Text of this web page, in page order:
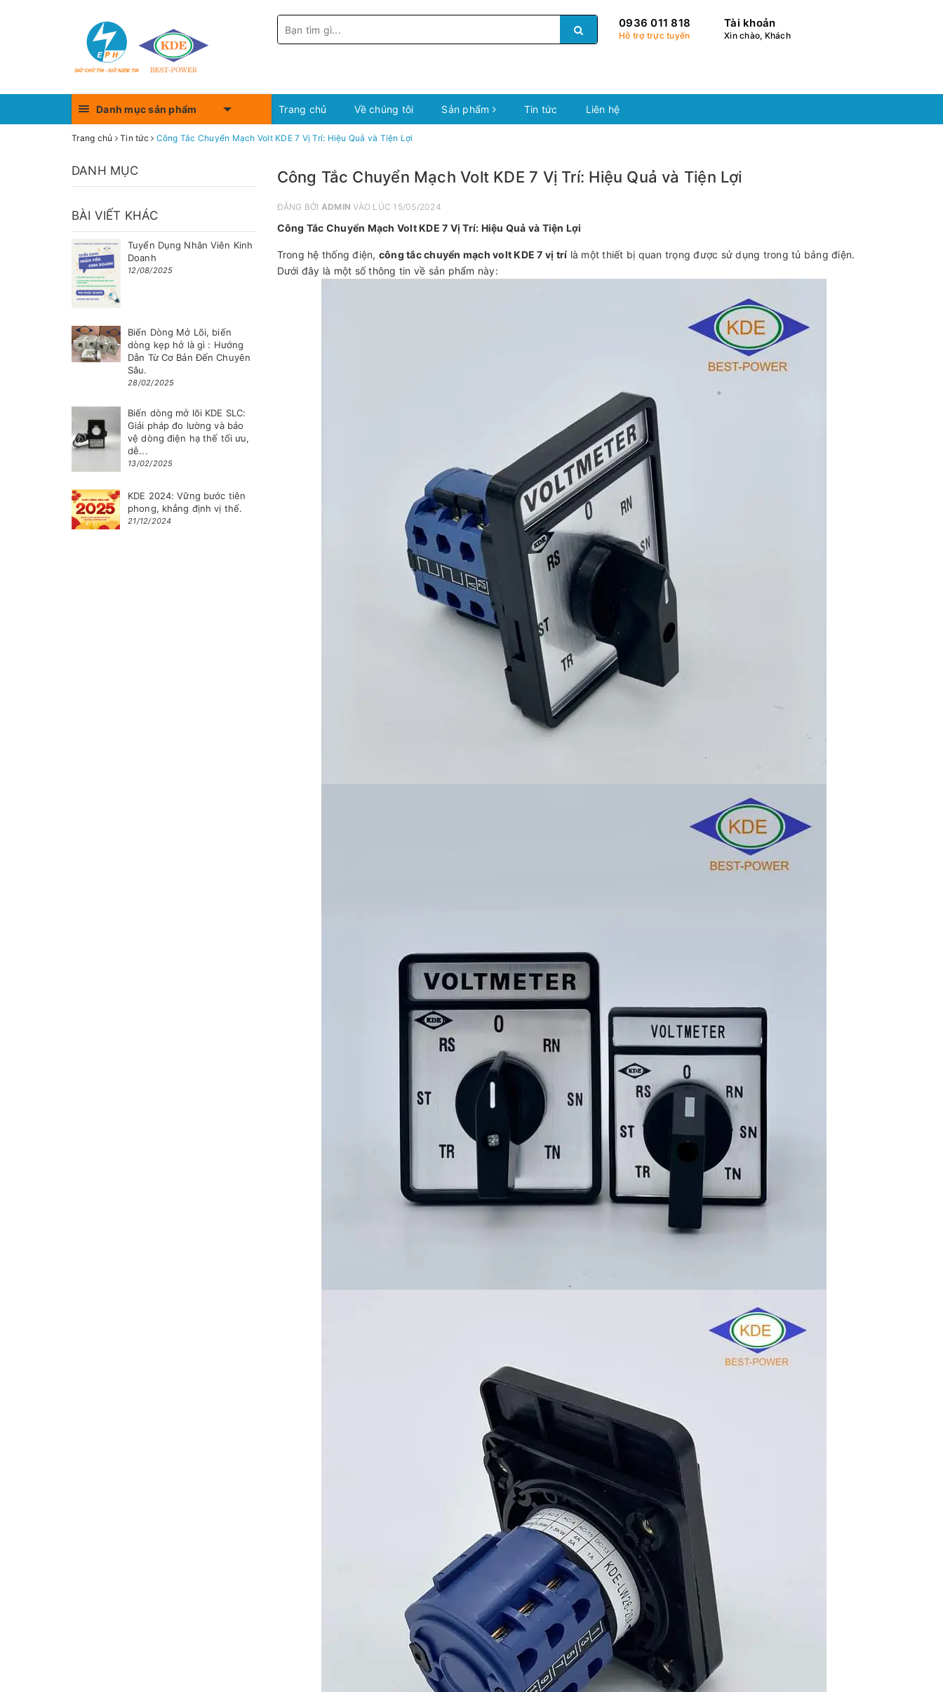
0936 011 818
Hỗ trợ trực tuyến
Tài khoản
Xin chào, Khách
Danh mục sản phẩm Trang chủ Về chúng tôi Sản phẩm Tin tức Liên hệ
Trang chủ Tin tức Công Tắc Chuyển Mạch Volt KDE 7 Vị Trí: Hiệu Quả và Tiện Lợi
Công Tắc Chuyển Mạch Volt KDE 7 Vị Trí: Hiệu Quả và Tiện Lợi
ĐĂNG BỞI ADMIN VÀO LÚC 15/05/2024
Công Tắc Chuyển Mạch Volt KDE 7 Vị Trí: Hiệu Quả và Tiện Lợi
Trong hệ thống điện, công tắc chuyển mạch volt KDE 7 vị trí là một thiết bị quan trọng được sử dụng trong tủ bảng điện.
Dưới đây là một số thông tin về sản phẩm này:
DANH MỤC
BÀI VIẾT KHÁC
Tuyển Dụng Nhân Viên Kinh
Doanh
12/08/2025
Biến Dòng Mở Lõi, biến
dòng kẹp hở là gì : Hướng
Dẫn Từ Cơ Bản Đến Chuyên
Sâu.
28/02/2025
Biến dòng mở lõi KDE SLC:
Giải pháp đo lường và bảo
vệ dòng điện hạ thế tối ưu,
dễ...
13/02/2025
KDE 2024: Vững bước tiên
phong, khẳng định vị thế.
21/12/2024